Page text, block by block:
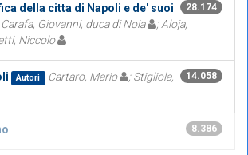
28.174
della citta di Napoli e de' suoi
Carafa, Giovanni, duca di Noia
; Aloja,
Niccolo
14.058
Autori Cartaro, Mario
; Stigliola,
8.386